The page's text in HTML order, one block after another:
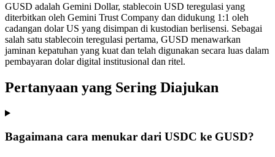
GUSD adalah Gemini Dollar, stablecoin USD teregulasi yang
diterbitkan oleh Gemini Trust Company dan didukung 1:1 oleh
cadangan dolar US yang disimpan di kustodian berlisensi. Sebagai
salah satu stablecoin teregulasi pertama, GUSD menawarkan
jaminan kepatuhan yang kuat dan telah digunakan secara luas dalam
pembayaran dolar digital institusional dan ritel.
Pertanyaan yang Sering Diajukan
Bagaimana cara menukar dari USDC ke GUSD?